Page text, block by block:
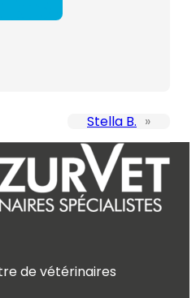
Stella B. »
de vétérinaires